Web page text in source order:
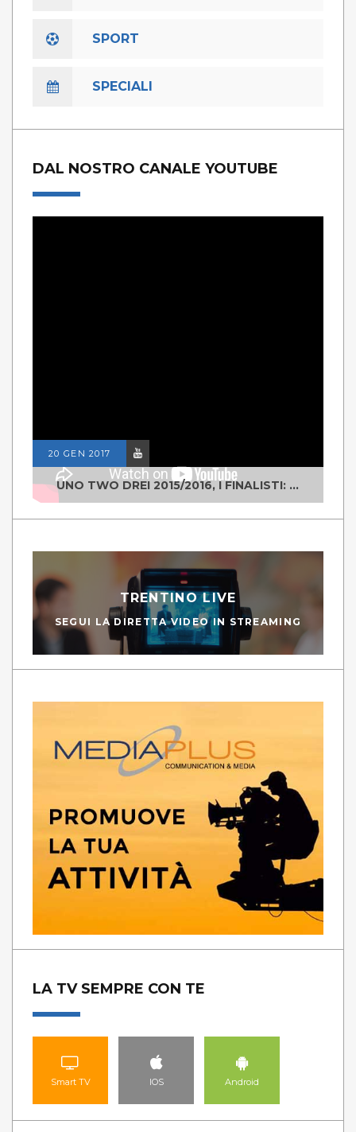
SPORT
SPECIALI
DAL NOSTRO CANALE YOUTUBE
20 GEN 2017
UNO TWO DREI 2015/2016, I FINALISTI: CLASSE IV ALS ISTITUTO "DEGASPERI" BORGO VALSUGANA
TRENTINO LIVE
SEGUI LA DIRETTA VIDEO IN STREAMING
LA TV SEMPRE CON TE
Smart TV IOS Android